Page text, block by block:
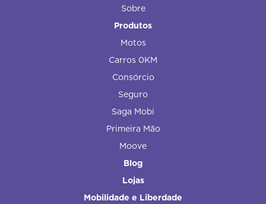
Sobre
Produtos
Motos
Carros 0KM
Consórcio
Seguro
Saga Mobi
Primeira Mão
Moove
Blog
Lojas
Mobilidade e Liberdade